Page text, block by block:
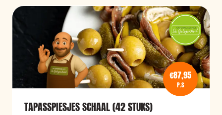
€87,95
P.S
TAPASSPIESJES SCHAAL (42 STUKS)